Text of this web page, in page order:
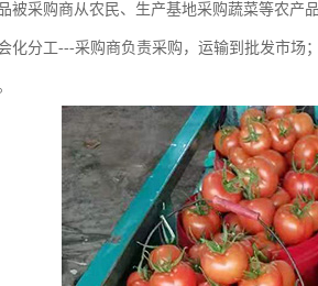
被采购商从农民、生产基地采购蔬菜等农产
化分工---采购商负责采购，运输到批发市场